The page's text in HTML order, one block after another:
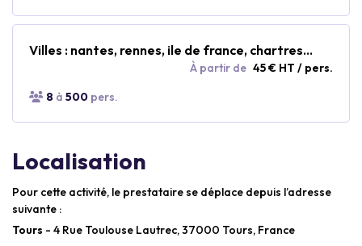
Villes : nantes, rennes, ile de france, chartres...
À partir de 45 € HT / pers.
8 à 500 pers.
Localisation
Pour cette activité, le prestataire se déplace depuis l’adresse
suivante :
Tours - 4 Rue Toulouse Lautrec, 37000 Tours, France